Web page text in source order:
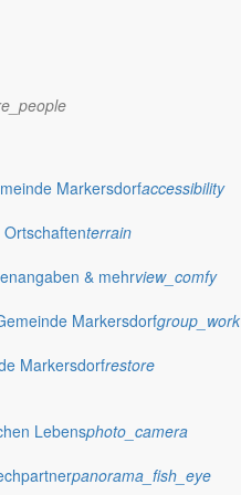
Markersdorfaccessibility
terrain
& mehrview_comfy
Markersdorfgroup_work
Markersdorfrestore
Lebensphoto_camera
panorama_fish_eye